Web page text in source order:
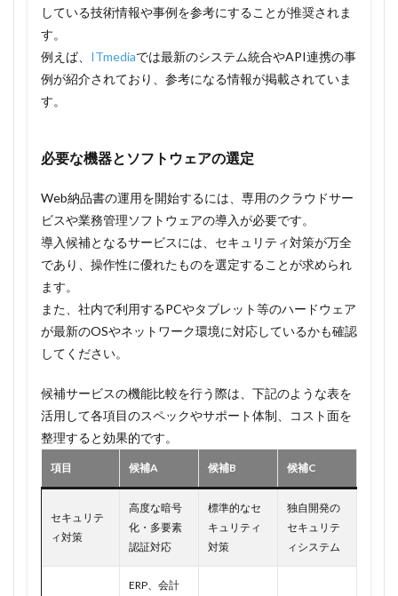
している技術情報や事例を参考にすることが推奨されま
す。
例えば、 ITmediaでは最新のシステム統合やAPI連携の事
例が紹介されており、参考になる情報が掲載されていま
す。
必要な機器とソフトウェアの選定
Web納品書の運用を開始するには、専用のクラウドサー
ビスや業務管理ソフトウェアの導入が必要です。
導入候補となるサービスには、セキュリティ対策が万全
であり、操作性に優れたものを選定することが求められ
ます。
また、社内で利用するPCやタブレット等のハードウェア
が最新のOSやネットワーク環境に対応しているかも確認
してください。
候補サービスの機能比較を行う際は、下記のような表を
活用して各項目のスペックやサポート体制、コスト面を
整理すると効果的です。
項目 候補A 候補B 候補C
セキュリテ
ィ対策
高度な暗号
化・多要素
認証対応
標準的なセ
キュリティ
対策
独自開発の
セキュリテ
ィシステム
ERP、会計